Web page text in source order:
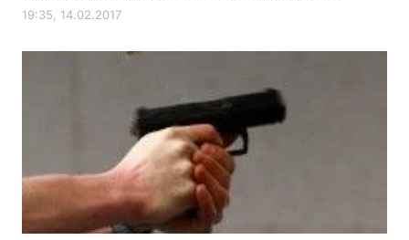
19:35, 14.02.2017